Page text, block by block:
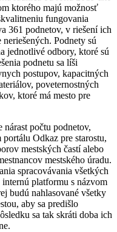
ktorého majú možnosť
fungovania
361 podnetov, v riešení ich
Podnety sú
jednotlivé odbory, ktoré sú
podnetu sa líši
postupov, kapacitných
poveternostných
ktoré má mesto pre
nárast počtu podnetov,
Odkaz pre starostu,
mestských častí alebo
mestského úradu.
spracovávania všetkých
platformu s názvom
budú nahlasované všetky
aby sa predišlo
sa tak skráti doba ich